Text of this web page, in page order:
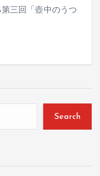
三回「壺中のうつ
Search